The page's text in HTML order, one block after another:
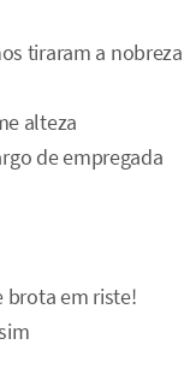
tiraram a nobreza
alteza
de empregada
brota em riste!